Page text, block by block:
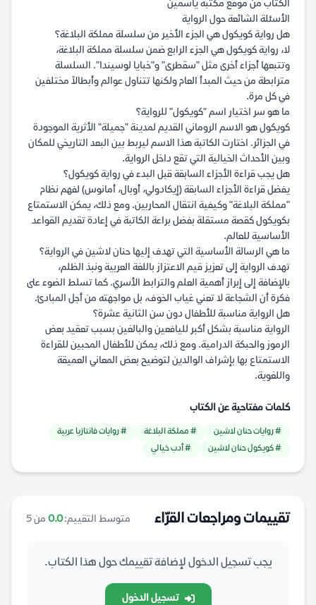
الكتاب من موقع مكتبة ياسمين
الأسئلة الشائعة حول الرواية
هل رواية كويكول هي الجزء الأخير من سلسلة مملكة البلاغة؟
لا، رواية كويكول هي الجزء الرابع ضمن سلسلة مملكة البلاغة،
وتتبعها أجزاء أخرى مثل "سقطرى" و"خبايا لوسيندا". السلسلة
مترابطة من حيث المبدأ العام ولكنها تتناول عوالم وأبطالاً مختلفين
في كل مرة.
ما هو سر اختيار اسم "كويكول" للرواية؟
كويكول هو الاسم الروماني القديم لمدينة "جميلة" الأثرية الموجودة
في الجزائر. اختارت الكاتبة هذا الاسم ليربط بين البعد التاريخي للمكان
وبين الأحداث الخيالية التي تقع داخل الرواية.
هل يجب قراءة الأجزاء السابقة قبل البدء في رواية كويكول؟
يفضل قراءة الأجزاء السابقة (إيكادولي، أوبال، أمانوس) لفهم نظام
"مملكة البلاغة" وكيفية انتقال المحاربين. ومع ذلك، يمكن الاستمتاع
بكويكول كقصة مستقلة بفضل براعة الكاتبة في إعادة تقديم القواعد
الأساسية للعالم.
ما هي الرسالة الأساسية التي تهدف إليها حنان لاشين في الرواية؟
تهدف الرواية إلى تعزيز قيم الاعتزاز باللغة العربية ونبذ الظلم،
بالإضافة إلى إبراز أهمية العلم والترابط الأسري. كما تسلط الضوء على
فكرة أن الشجاعة لا تعني غياب الخوف، بل مواجهته من أجل المبادئ.
هل الرواية مناسبة للأطفال دون سن الثانية عشرة؟
الرواية مناسبة بشكل أكبر لليافعين والبالغين بسبب تعقيد بعض
الرموز والحبكة الدرامية. ومع ذلك، يمكن للأطفال المحبين للقراءة
الاستمتاع بها بإشراف الوالدين لتوضيح بعض المعاني العميقة
واللغوية.
كلمات مفتاحية عن الكتاب
# روايات حنان لاشين # مملكة البلاغة
# روايات فانتازيا عربية
# كويكول حنان لاشين
# أدب خيالي
تقييمات ومراجعات القرّاء متوسط التقييم:0.0 من 5
يجب تسجيل الدخول لإضافة تقييمك حول هذا الكتاب.
تسجيل الدخول